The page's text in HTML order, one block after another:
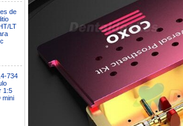
de
LT
734
1:5
mini